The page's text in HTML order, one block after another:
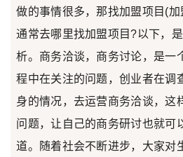
做的事情很多，那找加盟项目(
通常去哪里找加盟项目?以下，
析。商务洽谈，商务讨论，是一
程中在关注的问题，创业者在调
身的情况，去运营商务洽谈，这
问题，让自己的商务研讨也就可
道。随着社会不断进步，大家对